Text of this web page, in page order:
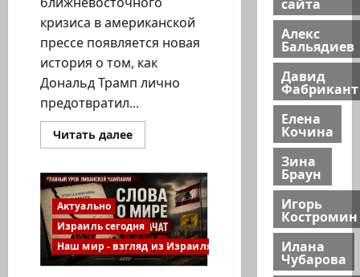
кризиса в американской
прессе появляется новая
история о том, как
Дональд Трамп лично
предотвратил...
Читать далееПрочитать
больше
снова
«спас»
Иран
от
Израиля?
Как
американские
СМИ
создают
Актуально
Израиль сегодня
Наш мир - взгляд из Израиля
Алекс
Бальядиев
Давид
Фабрикант
Елена
Кочина
Зина
Браун
Игорь
Костромин
Илана
Чубарова